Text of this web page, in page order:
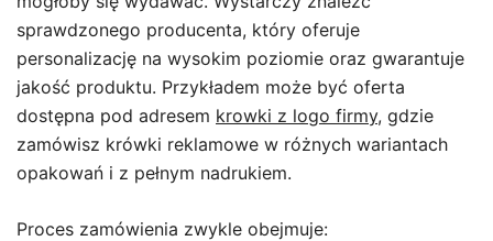
sprawdzonego producenta, który oferuje
personalizację na wysokim poziomie oraz gwarantuje
jakość produktu. Przykładem może być oferta
dostępna pod adresem krowki z logo firmy, gdzie
zamówisz krówki reklamowe w różnych wariantach
opakowań i z pełnym nadrukiem.
Proces zamówienia zwykle obejmuje: